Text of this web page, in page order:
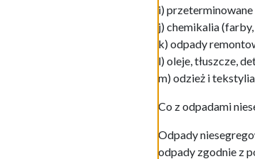
i) przeterminowane
j) chemikalia
k) odpady
l) oleje, tłuszcze,
m) odzież i
Co z odpadami
Odpady
odpady zgodnie z